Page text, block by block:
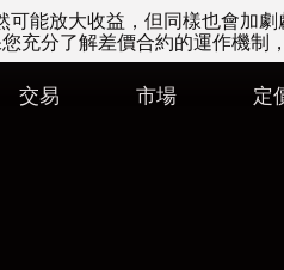
能放大收益，但同樣也會加劇
充分了解差價合約的運作機制
交易 市場 定